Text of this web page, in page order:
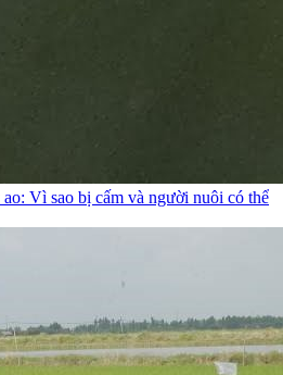
Vì sao bị cấm và người nuôi có thể